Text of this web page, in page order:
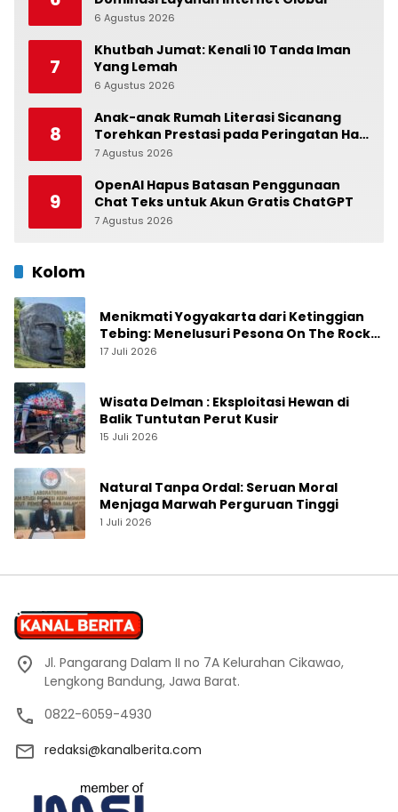
6 Agustus 2026
7
Khutbah Jumat: Kenali 10 Tanda Iman
Yang Lemah
6 Agustus 2026
8
Anak-anak Rumah Literasi Sicanang
Torehkan Prestasi pada Peringatan Hari
Anak Nasional di Kecamatan Medan
7 Agustus 2026
9
OpenAI Hapus Batasan Penggunaan
Chat Teks untuk Akun Gratis ChatGPT
7 Agustus 2026
Kolom
Menikmati Yogyakarta dari Ketinggian
Tebing: Menelusuri Pesona On The Rock
Jogja yang Sedang Naik Daun
17 Juli 2026
Wisata Delman : Eksploitasi Hewan di
Balik Tuntutan Perut Kusir
15 Juli 2026
Natural Tanpa Ordal: Seruan Moral
Menjaga Marwah Perguruan Tinggi
1 Juli 2026
Jl. Pangarang Dalam II no 7A Kelurahan Cikawao,
Lengkong Bandung, Jawa Barat.
0822-6059-4930
redaksi@kanalberita.com